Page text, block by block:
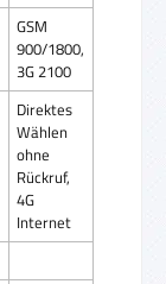
GSM
900/1800,
3G 2100
Direktes
Wählen
ohne
Rückruf,
4G
Internet